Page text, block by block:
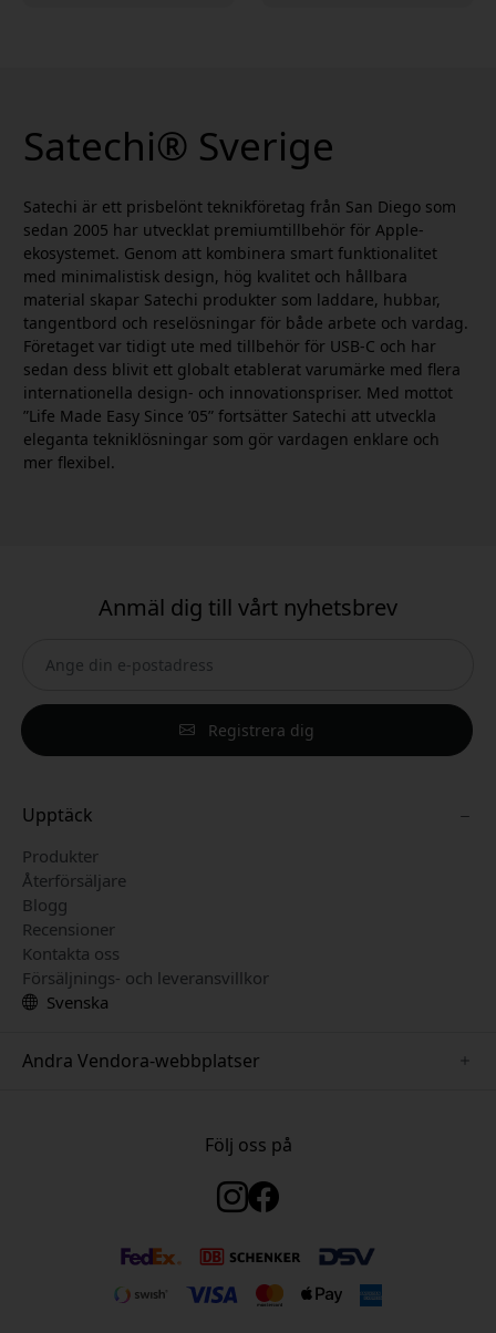
Satechi® Sverige
Satechi är ett prisbelönt teknikföretag från San Diego som
sedan 2005 har utvecklat premiumtillbehör för Apple-
ekosystemet. Genom att kombinera smart funktionalitet
med minimalistisk design, hög kvalitet och hållbara
material skapar Satechi produkter som laddare, hubbar,
tangentbord och reselösningar för både arbete och vardag.
Företaget var tidigt ute med tillbehör för USB-C och har
sedan dess blivit ett globalt etablerat varumärke med flera
internationella design- och innovationspriser. Med mottot
”Life Made Easy Since ’05” fortsätter Satechi att utveckla
eleganta tekniklösningar som gör vardagen enklare och
mer flexibel.
Anmäl dig till vårt nyhetsbrev
Registrera dig
Upptäck
Produkter
Återförsäljare
Blogg
Recensioner
Kontakta oss
Försäljnings- och leveransvillkor
Svenska
Andra Vendora-webbplatser
www.pipetto.se
Följ oss på